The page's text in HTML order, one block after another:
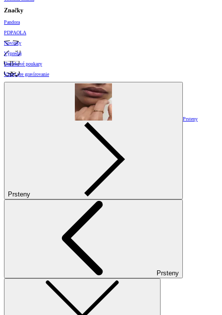
Značky
Pandora
PDPAOLA
Novinky
Výpredaj
Darčekové poukazy
Vzory pre gravírovanie
Prsteny
Prsteny
Prsteny